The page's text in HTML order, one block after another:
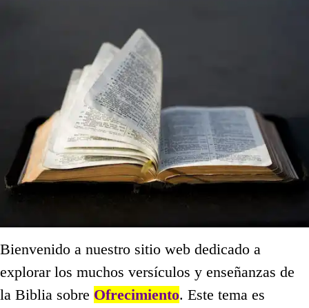
Bienvenido a nuestro sitio web dedicado a
explorar los muchos versículos y enseñanzas de
la Biblia sobre Ofrecimiento. Este tema es